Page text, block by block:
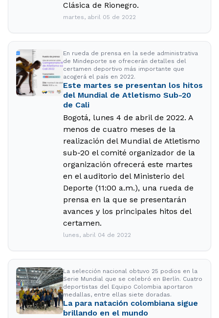
Clásica de Rionegro.
martes, abril 05 de 2022
En rueda de prensa en la sede administrativa
de Mindeporte se ofrecerán detalles del
certamen deportivo más importante que
acogerá el país en 2022.
Este martes se presentan los hitos
del Mundial de Atletismo Sub-20
de Cali
Bogotá, lunes 4 de abril de 2022. A
menos de cuatro meses de la
realización del Mundial de Atletismo
sub-20 el comité organizador de la
organización ofrecerá este martes
en el auditorio del Ministerio del
Deporte (11:00 a.m.), una rueda de
prensa en la que se presentarán
avances y los principales hitos del
certamen.
lunes, abril 04 de 2022
La selección nacional obtuvo 25 podios en la
Serie Mundial que se celebró en Berlín. Cuatro
deportistas del Equipo Colombia aportaron
medallas, entre ellas siete doradas.
La para natación colombiana sigue
brillando en el mundo